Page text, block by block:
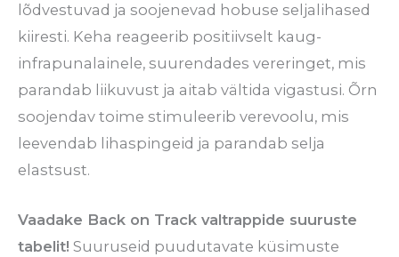
lõdvestuvad ja soojenevad hobuse seljalihased
kiiresti. Keha reageerib positiivselt kaug-
infrapunalainele, suurendades vereringet, mis
parandab liikuvust ja aitab vältida vigastusi. Õrn
soojendav toime stimuleerib verevoolu, mis
leevendab lihaspingeid ja parandab selja
elastsust.
Vaadake Back on Track valtrappide suuruste
tabelit! Suuruseid puudutavate küsimuste